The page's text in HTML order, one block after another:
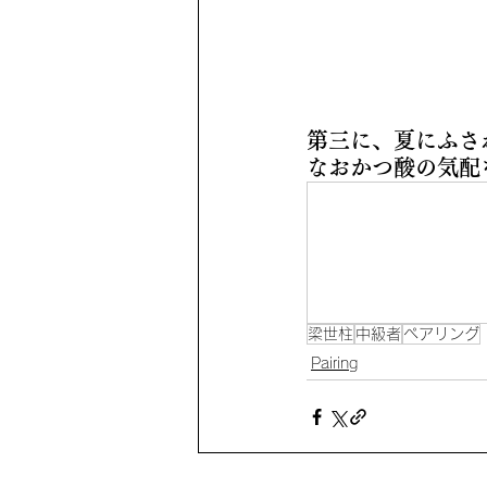
第三に、夏にふ
なおかつ酸の気
梁世柱 中級者 ペアリング
Pairing